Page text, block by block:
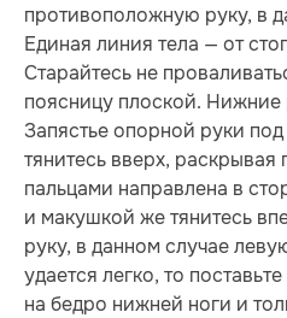
противоположную руку, в
Единая линия тела — от
Старайтесь не
поясницу плоской. Нижние
Запястье опорной руки
тянитесь вверх, раскрывая
пальцами направлена в
и макушкой же тянитесь
руку, в данном случае
удается легко, то
на бедро нижней ноги и